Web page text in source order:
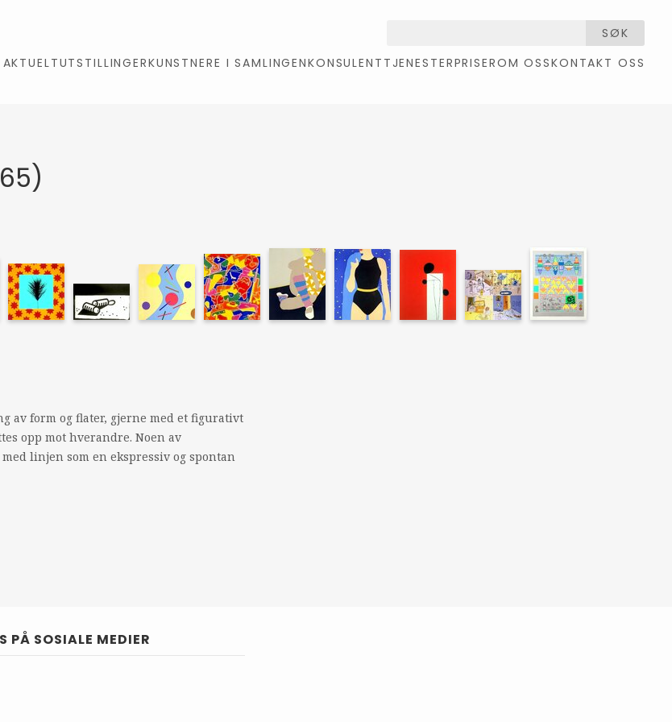
SØK
AKTUELTUTSTILLINGERKUNSTNERE I SAMLINGENKONSULENTTJENESTERPRISEROM OSSKONTAKT OSS
av form og flater, gjerne med et figurativt
opp mot hverandre. Noen av
linjen som en ekspressiv og spontan
PÅ SOSIALE MEDIER